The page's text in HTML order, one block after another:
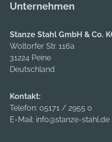
Unternehmen
Stanze Stahl GmbH & Co.
Woltorfer Str. 116a
31224 Peine
Deutschland
Kontakt:
Telefon: 05171 / 2955 0
E-Mail: info@stanze-stahl.de